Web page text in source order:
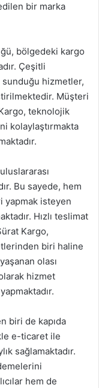
bir marka
bölgedeki kargo
Çeşitli
hizmetler,
Müşteri
teknolojik
kolaylaştırmakta
Bu sayede, hem
yapmak isteyen
Hızlı teslimat
Kargo,
biri haline
olası
hizmet
biri de kapıda
e-ticaret ile
sağlamaktadır.
hem de